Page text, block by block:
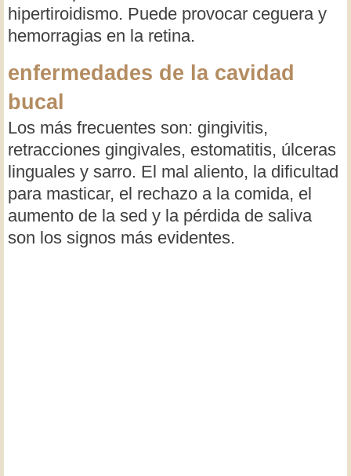
hipertiroidismo. Puede provocar ceguera y
hemorragias en la retina.
enfermedades de la cavidad
bucal
Los más frecuentes son: gingivitis,
retracciones gingivales, estomatitis, úlceras
linguales y sarro. El mal aliento, la dificultad
para masticar, el rechazo a la comida, el
aumento de la sed y la pérdida de saliva
son los signos más evidentes.